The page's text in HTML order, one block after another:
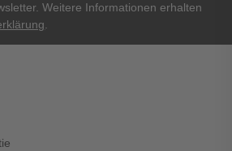
Weitere Informationen erhalten